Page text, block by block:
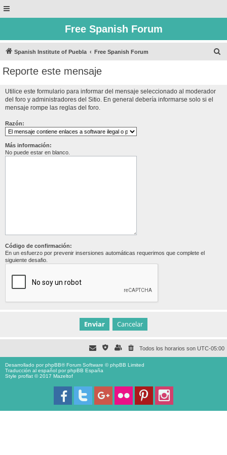
Free Spanish Forum
Spanish Institute of Puebla Free Spanish Forum
Reporte este mensaje
Utilice este formulario para informar del mensaje seleccionado al moderador
del foro y administradores del Sitio. En general debería informarse solo si el
mensaje rompe las reglas del foro.
Razón:
Más información:
No puede estar en blanco.
Código de confirmación:
En un esfuerzo por prevenir insersiones automáticas requerimos que complete el
siguiente desafio.
Todos los horarios son UTC-05:00
Desarrollado porphpBB® Forum Software © phpBB Limited
Traducción al español porphpBB España
Style proflat © 2017 Mazeltof